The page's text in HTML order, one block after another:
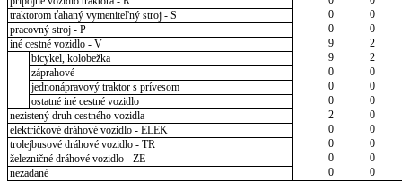
traktorom ťahaný vymeniteľný stroj - S
0
0
pracovný stroj - P
0
0
iné cestné vozidlo - V
9
2
bicykel, kolobežka
9
2
záprahové
0
0
jednonápravový traktor s prívesom
0
0
ostatné iné cestné vozidlo
0
0
nezistený druh cestného vozidla
2
0
električkové dráhové vozidlo - ELEK
0
0
trolejbusové dráhové vozidlo - TR
0
0
železničné dráhové vozidlo - ZE
0
0
nezadané
0 0